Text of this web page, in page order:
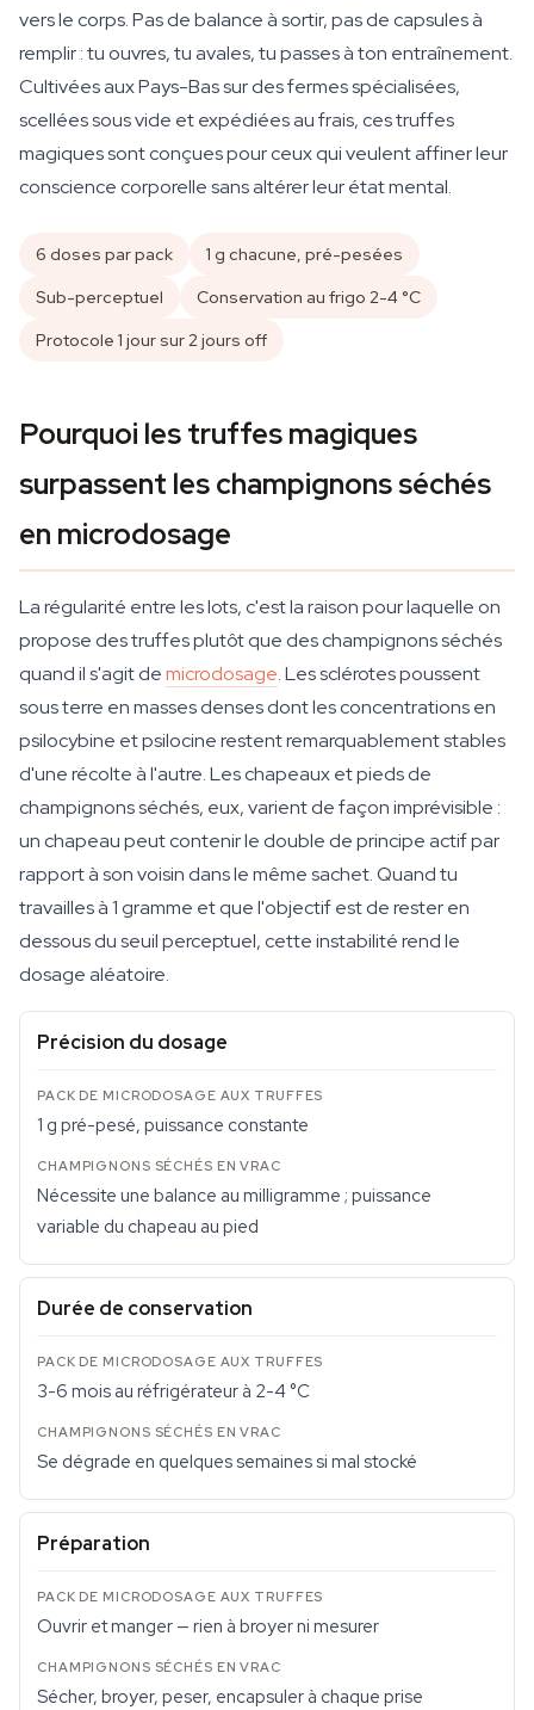
vers le corps. Pas de balance à sortir, pas de capsules à
remplir : tu ouvres, tu avales, tu passes à ton entraînement.
Cultivées aux Pays-Bas sur des fermes spécialisées,
scellées sous vide et expédiées au frais, ces truffes
magiques sont conçues pour ceux qui veulent affiner leur
conscience corporelle sans altérer leur état mental.
6 doses par pack
1 g chacune, pré-pesées
Sub-perceptuel
Conservation au frigo 2-4 °C
Protocole 1 jour sur 2 jours off
Pourquoi les truffes magiques
surpassent les champignons séchés
en microdosage
La régularité entre les lots, c'est la raison pour laquelle on
propose des truffes plutôt que des champignons séchés
quand il s'agit demicrodosage. Les sclérotes poussent
sous terre en masses denses dont les concentrations en
psilocybine et psilocine restent remarquablement stables
d'une récolte à l'autre. Les chapeaux et pieds de
champignons séchés, eux, varient de façon imprévisible :
un chapeau peut contenir le double de principe actif par
rapport à son voisin dans le même sachet. Quand tu
travailles à 1 gramme et que l'objectif est de rester en
dessous du seuil perceptuel, cette instabilité rend le
dosage aléatoire.
Précision du dosage
1 g pré-pesé, puissance constante
Nécessite une balance au milligramme ; puissance
variable du chapeau au pied
Durée de conservation
3-6 mois au réfrigérateur à 2-4 °C
Se dégrade en quelques semaines si mal stocké
Préparation
Ouvrir et manger — rien à broyer ni mesurer
Sécher, broyer, peser, encapsuler à chaque prise